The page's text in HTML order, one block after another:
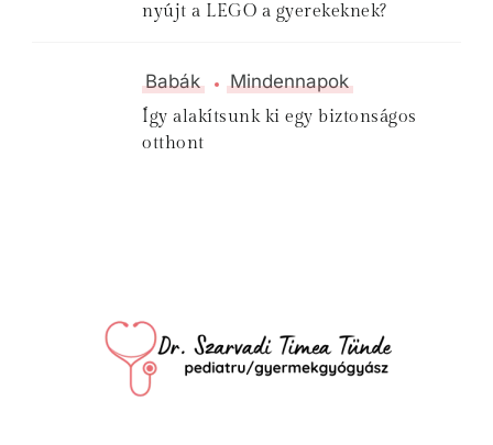
nyújt a LEGO a gyerekeknek?
Babák Mindennapok
Így alakítsunk ki egy biztonságos
otthont